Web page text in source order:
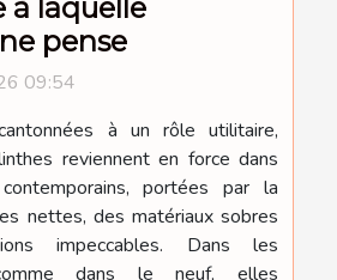
à laquelle
pense
09:54
à un rôle utilitaire,
reviennent en force dans
portées par la
nettes, des matériaux sobres
impeccables. Dans les
dans le neuf, elles